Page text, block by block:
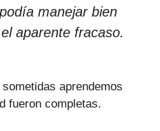
manejar bien
aparente fracaso.
aprendemos
fueron completas.